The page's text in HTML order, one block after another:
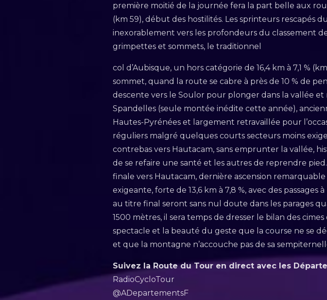
première moitié de la journée fera la part belle aux
(km 59), début des hostilités. Les sprinteurs rescapés
inexorablement vers les profondeurs du classement
grimpettes et sommets, le traditionnel
col d’Aubisque, un hors catégorie de 16,4 km à 7,1 %
sommet, quand la route se cabre à près de 10 % de
descente vers le Soulor pour plonger dans la vallée
Spandelles (seule montée inédite cette année),
Hautes-Pyrénées et largement retravaillée pour
réguliers malgré quelques courts secteurs moins
contrebas vers Hautacam, sans emprunter la vallée,
de se refaire une santé et les autres de reprendre
finale vers Hautacam, dernière ascension
exigeante, forte de 13,6 km à 7,8 %, avec des
au titre final seront sans nul doute dans les parages
1500 mètres, il sera temps de dresser le bilan des
spectacle et la beauté du geste que la course ne se
et que la montagne n’accouche pas de sa
Suivez la Route du Tour en direct avec les
RadioCycloTour
@ADepartementsF